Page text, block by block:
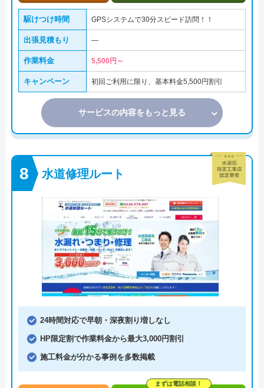
駆けつけ時間 GPSシステムで30分スピード訪問！！
出張見積もり ―
作業料金 5,500円～
キャンペーン 初回ご利用に限り、基本料金5,500円割引
サービスの内容をもっと見る
水道修理ルート
24時間対応で早朝・深夜割り増しなし
HP限定割で作業料金から最大3,000円割引
施工料金が分かる事例を多数掲載
まずは電話相談！